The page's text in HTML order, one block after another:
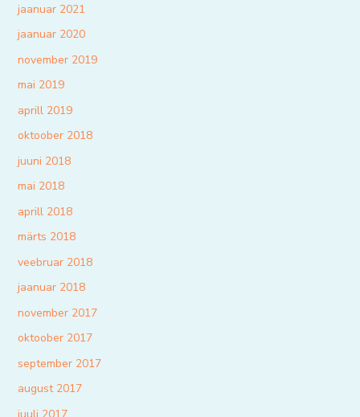
jaanuar 2021
jaanuar 2020
november 2019
mai 2019
aprill 2019
oktoober 2018
juuni 2018
mai 2018
aprill 2018
märts 2018
veebruar 2018
jaanuar 2018
november 2017
oktoober 2017
september 2017
august 2017
juuli 2017